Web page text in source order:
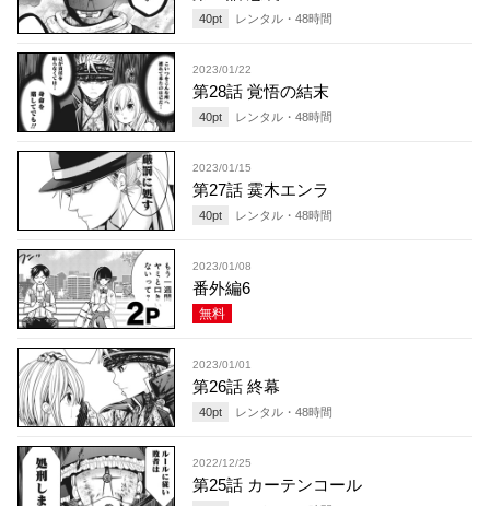
40pt レンタル・ 48時間
2023/01/22
第28話 覚悟の結末
40pt レンタル・ 48時間
2023/01/15
第27話 霙木エンラ
40pt レンタル・ 48時間
2023/01/08
番外編6
無料
2023/01/01
第26話 終幕
40pt レンタル・ 48時間
2022/12/25
第25話 カーテンコール